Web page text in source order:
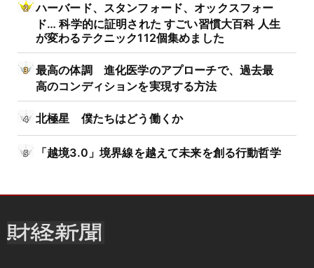
ハーバード、スタンフォード、オックスフォー
ド… 科学的に証明された すごい習慣大百科 人生
が変わるテクニック112個集めました
最高の体調 進化医学のアプローチで、過去最
高のコンディションを実現する方法
北極星 僕たちはどう働くか
「越境3.0」境界線を越えて未来を創る行動哲学